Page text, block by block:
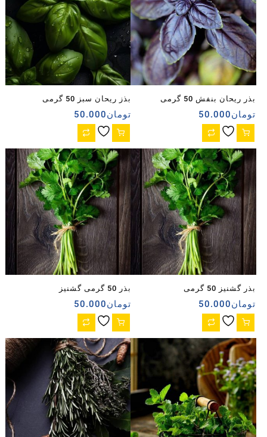
بذز ریحان سبز 50 گرمی
تومان50.000
بذر ریحان بنفش 50 گرمی
تومان50.000
بذر 50 گرمی گشنیز
تومان50.000
بذر گشنیز 50 گرمی
تومان50.000